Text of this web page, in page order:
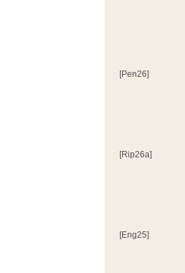
[Pen26]
[Rip26a]
[Eng25]